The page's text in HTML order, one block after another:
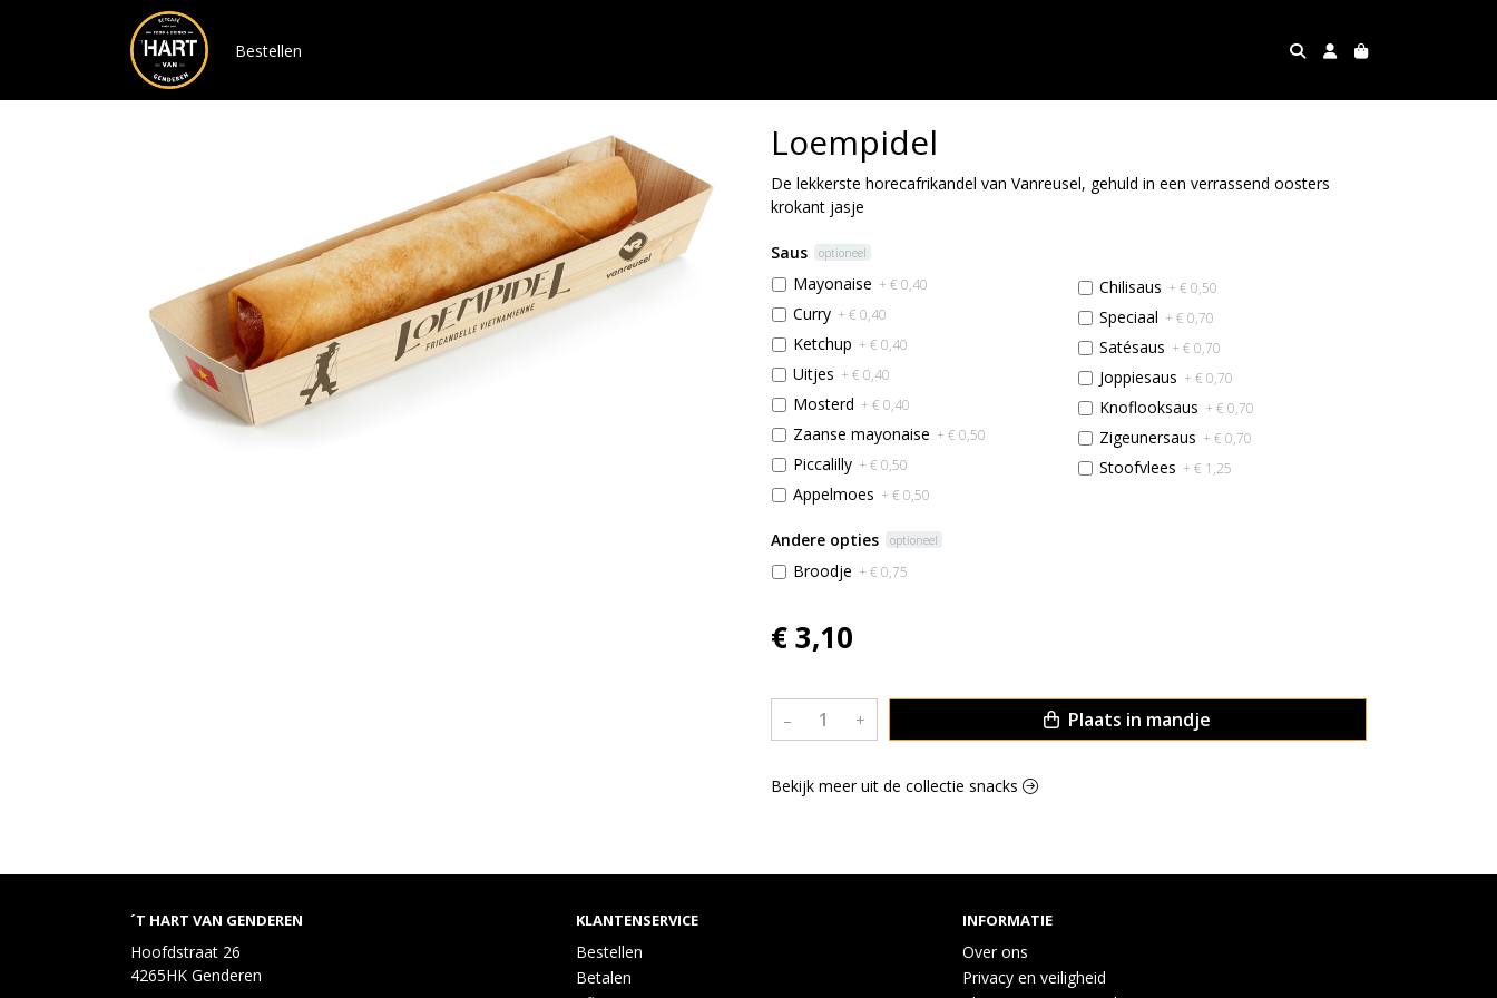
Bestellen
Loempidel
De lekkerste horecafrikandel van Vanreusel, gehuld in een verrassend oosters
krokant jasje
Saus optioneel
Mayonaise + € 0,40
Curry + € 0,40
Ketchup + € 0,40
Uitjes + € 0,40
Mosterd + € 0,40
Zaanse mayonaise + € 0,50
Piccalilly + € 0,50
Appelmoes + € 0,50
Chilisaus + € 0,50
Speciaal + € 0,70
Satésaus + € 0,70
Joppiesaus + € 0,70
Knoflooksaus + € 0,70
Zigeunersaus + € 0,70
Stoofvlees + € 1,25
Andere opties optioneel
Broodje + € 0,75
€ 3,10
– + Plaats in mandje
Bekijk meer uit de collectie snacks
´T HART VAN GENDEREN
Hoofdstraat 26
4265HK Genderen
KLANTENSERVICE
Bestellen
Betalen
INFORMATIE
Over ons
Privacy en veiligheid